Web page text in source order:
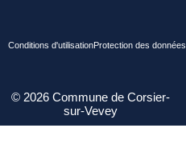
Conditions d'utilisationProtection des données
© 2026Commune de Corsier-
sur-Vevey